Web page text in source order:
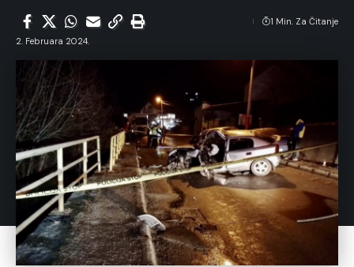
2. Februara 2024.
1 Min. Za Čitanje